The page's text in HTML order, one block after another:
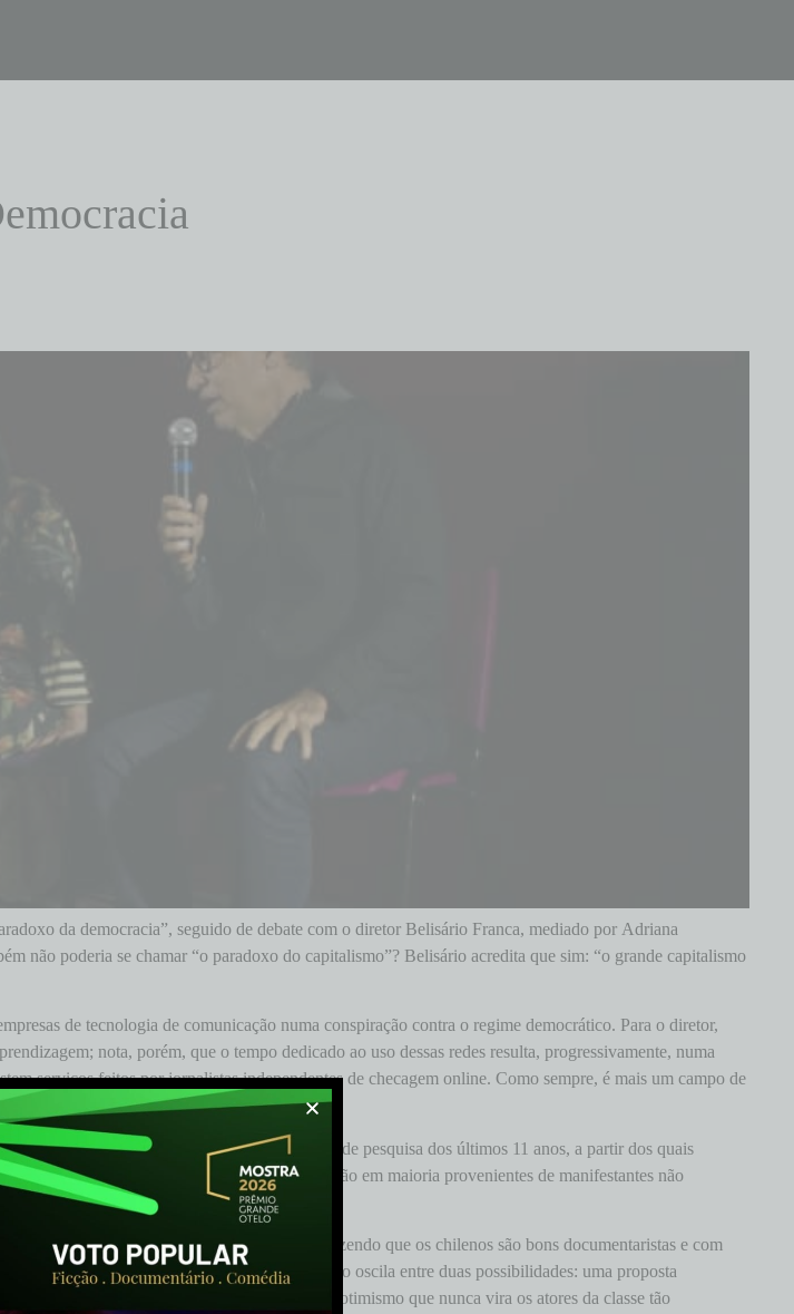
da democracia”, seguido de debate com o diretor Belisário Franca, mediado por Adriana
não poderia se chamar “o paradoxo do capitalismo”? Belisário acredita que sim: “o grande capitalismo
de tecnologia de comunicação numa conspiração contra o regime democrático. Para o diretor,
nota, porém, que o tempo dedicado ao uso dessas redes resulta, progressivamente, numa
serviços feitos por jornalistas independentes de checagem online. Como sempre, é mais um campo de
sua equipe passaram a selecionar materiais de pesquisa dos últimos 11 anos, a partir dos quais
tanto é que as imagens selecionadas são em maioria provenientes de manifestantes não
um debate substancial sobre a temática.
da América Latina, Belisário brincou dizendo que os chilenos são bons documentaristas e com
minoritárias, o diretor afirmou que sua visão oscila entre duas possibilidades: uma proposta
do audiovisual, colocou com certo otimismo que nunca vira os atores da classe tão